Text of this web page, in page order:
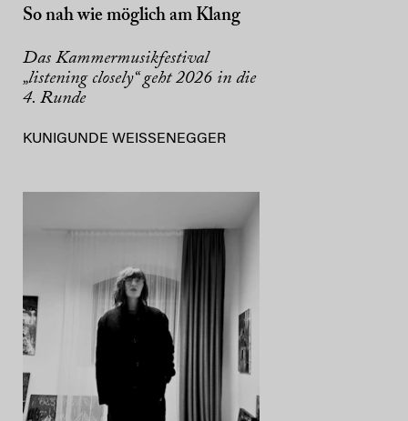
So nah wie möglich am Klang
Das Kammermusikfestival
„listening closely“ geht 2026 in die
4. Runde
KUNIGUNDE WEISSENEGGER